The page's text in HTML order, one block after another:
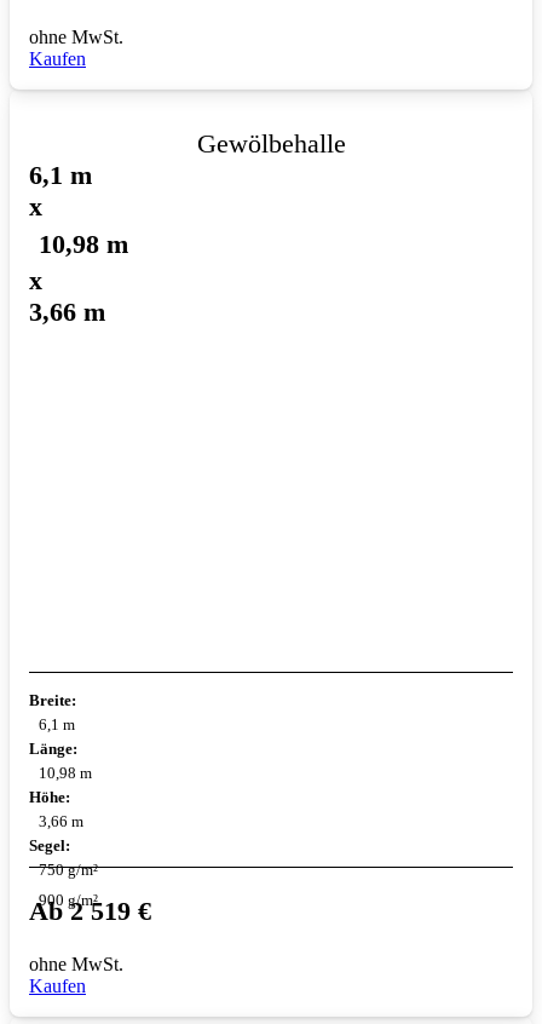
ohne MwSt.
Kaufen
Gewölbehalle
6,1 m
x
10,98 m
x
3,66 m
Breite:
6,1 m
Länge:
10,98 m
Höhe:
3,66 m
Segel:
750 g/m²
900 g/m²
Ab2 519 €
ohne MwSt.
Kaufen